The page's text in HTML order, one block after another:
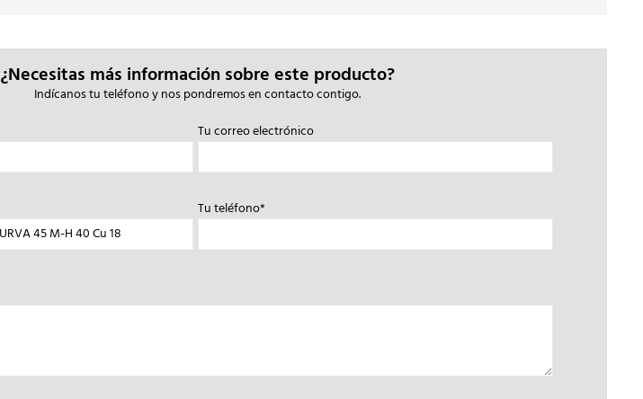
¿Necesitas más información sobre este producto?
Indícanos tu teléfono y nos pondremos en contacto contigo.
Tu correo electrónico
Tu teléfono*